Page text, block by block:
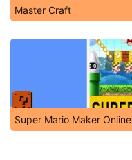
Master Craft
Super Mario Maker Online